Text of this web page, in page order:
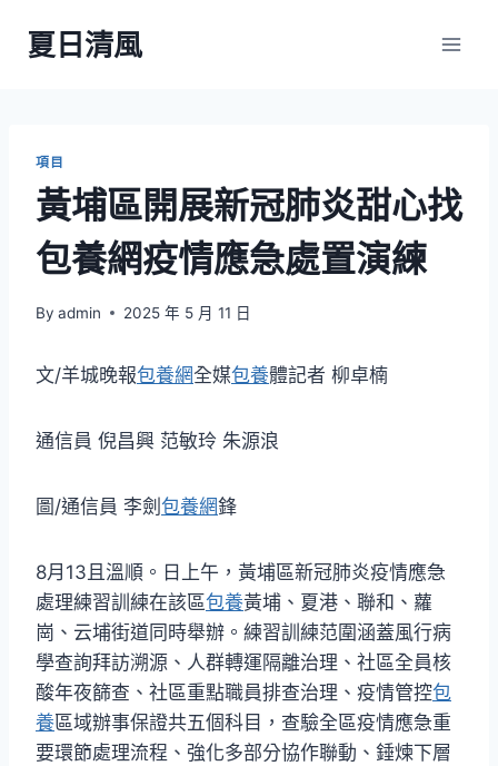
夏日清風
項目
黃埔區開展新冠肺炎甜心找
包養網疫情應急處置演練
By admin 2025 年 5 月 11 日
文/羊城晚報包養網全媒包養體記者 柳卓楠
通信員 倪昌興 范敏玲 朱源浪
圖/通信員 李劍 包養網鋒
8月13且溫順。日上午，黃埔區新冠肺炎疫情應急
處理練習訓練在該區包養黃埔、夏港、聯和、蘿
崗、云埔街道同時舉辦。練習訓練范圍涵蓋風行病
學查詢拜訪溯源、人群轉運隔離治理、社區全員核
酸年夜篩查、社區重點職員排查治理、疫情管控包
養區域辦事保證共五個科目，查驗全區疫情應急重
要環節處理流程、強化多部分協作聯動、錘煉下層